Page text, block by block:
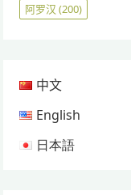
阿罗汉 (200)
中文
English
日本語